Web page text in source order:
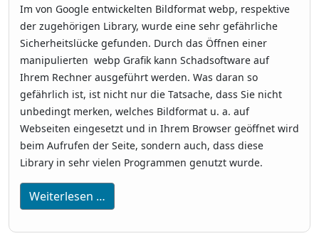
Im von Google entwickelten Bildformat webp, respektive
der zugehörigen Library, wurde eine sehr gefährliche
Sicherheitslücke gefunden. Durch das Öffnen einer
manipulierten webp Grafik kann Schadsoftware auf
Ihrem Rechner ausgeführt werden. Was daran so
gefährlich ist, ist nicht nur die Tatsache, dass Sie nicht
unbedingt merken, welches Bildformat u. a. auf
Webseiten eingesetzt und in Ihrem Browser geöffnet wird
beim Aufrufen der Seite, sondern auch, dass diese
Library in sehr vielen Programmen genutzt wurde.
Weiterlesen …